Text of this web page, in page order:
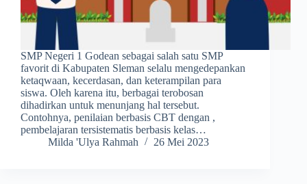
SMP Negeri 1 Godean sebagai salah satu SMP
favorit di Kabupaten Sleman selalu mengedepankan
ketaqwaan, kecerdasan, dan keterampilan para
siswa. Oleh karena itu, berbagai terobosan
dihadirkan untuk menunjang hal tersebut.
Contohnya, penilaian berbasis CBT dengan ,
pembelajaran tersistematis berbasis kelas…
Milda 'Ulya Rahmah
26 Mei 2023